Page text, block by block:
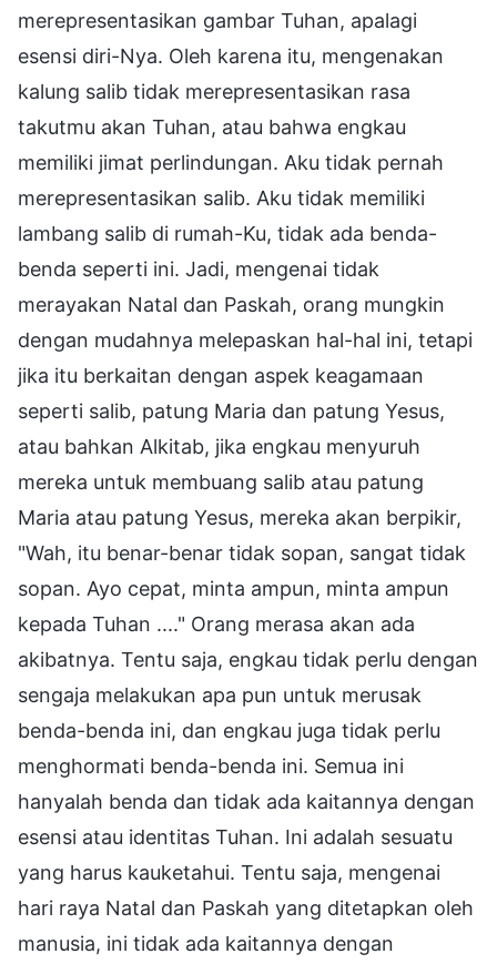
merepresentasikan gambar Tuhan, apalagi
esensi diri-Nya. Oleh karena itu, mengenakan
kalung salib tidak merepresentasikan rasa
takutmu akan Tuhan, atau bahwa engkau
memiliki jimat perlindungan. Aku tidak pernah
merepresentasikan salib. Aku tidak memiliki
lambang salib di rumah-Ku, tidak ada benda-
benda seperti ini. Jadi, mengenai tidak
merayakan Natal dan Paskah, orang mungkin
dengan mudahnya melepaskan hal-hal ini, tetapi
jika itu berkaitan dengan aspek keagamaan
seperti salib, patung Maria dan patung Yesus,
atau bahkan Alkitab, jika engkau menyuruh
mereka untuk membuang salib atau patung
Maria atau patung Yesus, mereka akan berpikir,
"Wah, itu benar-benar tidak sopan, sangat tidak
sopan. Ayo cepat, minta ampun, minta ampun
kepada Tuhan ...." Orang merasa akan ada
akibatnya. Tentu saja, engkau tidak perlu dengan
sengaja melakukan apa pun untuk merusak
benda-benda ini, dan engkau juga tidak perlu
menghormati benda-benda ini. Semua ini
hanyalah benda dan tidak ada kaitannya dengan
esensi atau identitas Tuhan. Ini adalah sesuatu
yang harus kauketahui. Tentu saja, mengenai
hari raya Natal dan Paskah yang ditetapkan oleh
manusia, ini tidak ada kaitannya dengan